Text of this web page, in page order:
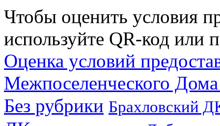
Чтобы оценить условия
используйте QR-код или
Оценка условий
Межпоселенческого
Без рубрики Брахловский